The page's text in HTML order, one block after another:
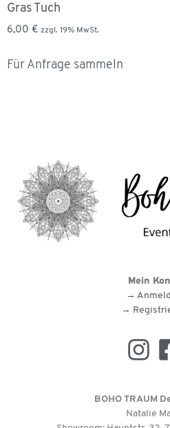
Gras Tuch
6,00 € zzgl. 19% MwSt.
Für Anfrage sammeln
Mein
→
→
BOHO TRAUM
Natalie